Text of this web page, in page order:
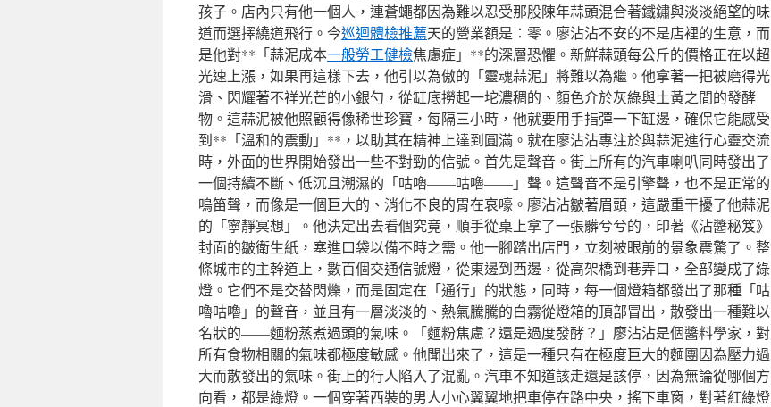
孩子。店內只有他一個人，連蒼蠅都因為難以忍受那股陳年蒜頭混合著鐵鏽與淡淡絕望的味
道而選擇繞道飛行。今巡迴體檢推薦天的營業額是：零。廖沾沾不安的不是店裡的生意，而
是他對**「蒜泥成本一般勞工健檢焦慮症」**的深層恐懼。新鮮蒜頭每公斤的價格正在以超
光速上漲，如果再這樣下去，他引以為傲的「靈魂蒜泥」將難以為繼。他拿著一把被磨得光
滑、閃耀著不祥光芒的小銀勺，從缸底撈起一坨濃稠的、顏色介於灰綠與土黃之間的發酵
物。這蒜泥被他照顧得像稀世珍寶，每隔三小時，他就要用手指彈一下缸邊，確保它能感受
到**「溫和的震動」**，以助其在精神上達到圓滿。就在廖沾沾專注於與蒜泥進行心靈交流
時，外面的世界開始發出一些不對勁的信號。首先是聲音。街上所有的汽車喇叭同時發出了
一個持續不斷、低沉且潮濕的「咕嚕——咕嚕——」聲。這聲音不是引擎聲，也不是正常的
鳴笛聲，而像是一個巨大的、消化不良的胃在哀嚎。廖沾沾皺著眉頭，這嚴重干擾了他蒜泥
的「寧靜冥想」。他決定出去看個究竟，順手從桌上拿了一張髒兮兮的，印著《沾醬秘笈》
封面的皺衛生紙，塞進口袋以備不時之需。他一腳踏出店門，立刻被眼前的景象震驚了。整
條城市的主幹道上，數百個交通信號燈，從東邊到西邊，從高架橋到巷弄口，全部變成了綠
燈。它們不是交替閃爍，而是固定在「通行」的狀態，同時，每一個燈箱都發出了那種「咕
嚕咕嚕」的聲音，並且有一層淡淡的、熱氣騰騰的白霧從燈箱的頂部冒出，散發出一種難以
名狀的——麵粉蒸煮過頭的氣味。「麵粉焦慮？還是過度發酵？」廖沾沾是個醬料學家，對
所有食物相關的氣味都極度敏感。他聞出來了，這是一種只有在極度巨大的麵團因為壓力過
大而散發出的氣味。街上的行人陷入了混亂。汽車不知道該走還是該停，因為無論從哪個方
向看，都是綠燈。一個穿著西裝的男人小心翼翼地把車停在路中央，搖下車窗，對著紅綠燈